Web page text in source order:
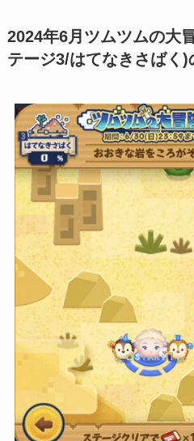
2024年6月ツムツムの大
テージ3/はてなきさばく)